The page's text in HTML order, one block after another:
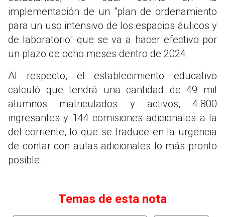
implementación de un "plan de ordenamiento
para un uso intensivo de los espacios áulicos y
de laboratorio" que se va a hacer efectivo por
un plazo de ocho meses dentro de 2024.
Al respecto, el establecimiento educativo
calculó que tendrá una cantidad de 49 mil
alumnos matriculados y activos, 4.800
ingresantes y 144 comisiones adicionales a la
del corriente, lo que se traduce en la urgencia
de contar con aulas adicionales lo más pronto
posible.
Temas de esta nota